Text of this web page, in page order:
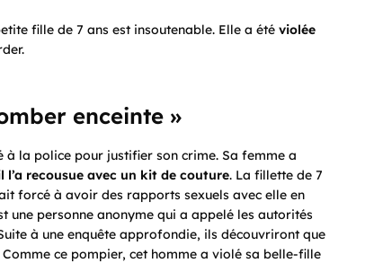
fille de 7 ans est insoutenable. Elle a été violée
enceinte »
à la police pour justifier son crime. Sa femme a
l’a recousue avec un kit de couture. La fillette de 7
forcé à avoir des rapports sexuels avec elle en
une personne anonyme qui a appelé les autorités
à une enquête approfondie, ils découvriront que
ce pompier, cet homme a violé sa belle-fille